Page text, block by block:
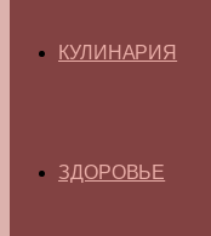
КУЛИНАРИЯ
ЗДОРОВЬЕ